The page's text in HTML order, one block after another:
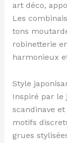
art déco,
Les
tons
robinetterie
harmonieux
Style
Inspiré par le
scandinave
motifs
grues